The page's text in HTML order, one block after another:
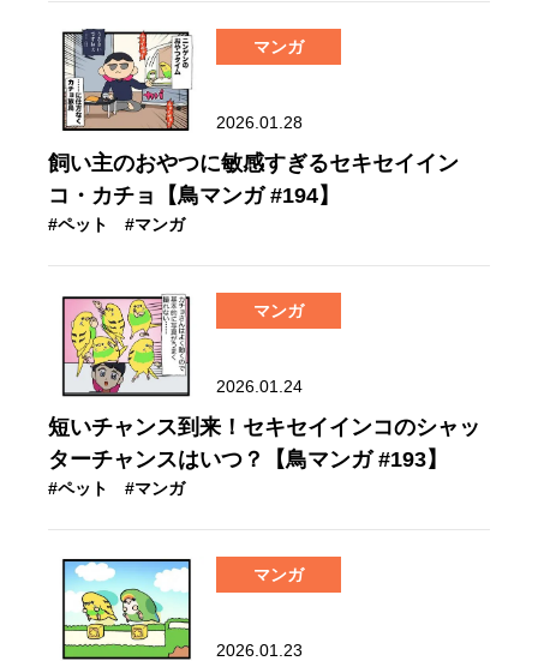
マンガ
2026.01.28
飼い主のおやつに敏感すぎるセキセイイン
コ・カチョ【鳥マンガ #194】
#ペット #マンガ
マンガ
2026.01.24
短いチャンス到来！セキセイインコのシャッ
ターチャンスはいつ？【鳥マンガ #193】
#ペット #マンガ
マンガ
2026.01.23